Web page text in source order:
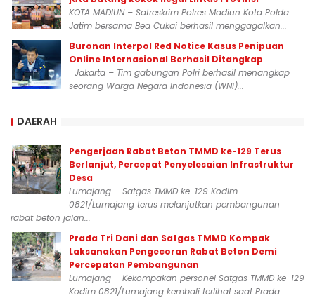
KOTA MADIUN – Satreskrim Polres Madiun Kota Polda
Jatim bersama Bea Cukai berhasil menggagalkan...
Buronan Interpol Red Notice Kasus Penipuan
Online Internasional Berhasil Ditangkap
Jakarta – Tim gabungan Polri berhasil menangkap
seorang Warga Negara Indonesia (WNI)...
DAERAH
Pengerjaan Rabat Beton TMMD ke-129 Terus
Berlanjut, Percepat Penyelesaian Infrastruktur
Desa
Lumajang – Satgas TMMD ke-129 Kodim
0821/Lumajang terus melanjutkan pembangunan
rabat beton jalan...
Prada Tri Dani dan Satgas TMMD Kompak
Laksanakan Pengecoran Rabat Beton Demi
Percepatan Pembangunan
Lumajang – Kekompakan personel Satgas TMMD ke-129
Kodim 0821/Lumajang kembali terlihat saat Prada...